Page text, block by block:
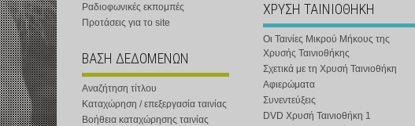
Ραδιοφωνικές εκπομπές
Προτάσεις για το site
ΒΑΣΗ ΔΕΔΟΜΕΝΩΝ
Αναζήτηση τίτλου
Καταχώρηση / επεξεργασία ταινίας
Βοήθεια καταχώρησης ταινίας
ΧΡΥΣΗ ΤΑΙΝΙΟΘΗΚΗ
Οι Ταινίες Μικρού Μήκους της
Χρυσής Ταινιοθήκης
Σχετικά με τη Χρυσή Ταινιοθήκη
Αφιερώματα
Συνεντεύξεις
DVD Χρυσή Ταινιοθήκη 1